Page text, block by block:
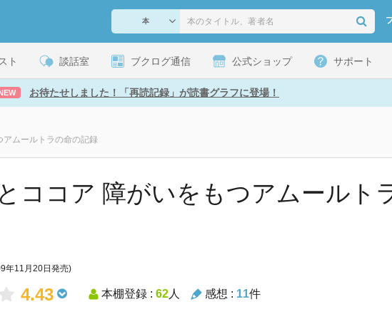
ト 談話室 ブクログ通信 公式ショップ サポート
お待たせしました！「再読記録」が読書グラフに登場！
アムールトラの命の記録
ココア 障がいをもつアムールト
年11月20日発売)
4.43 本棚登録 : 62人 感想 : 11件